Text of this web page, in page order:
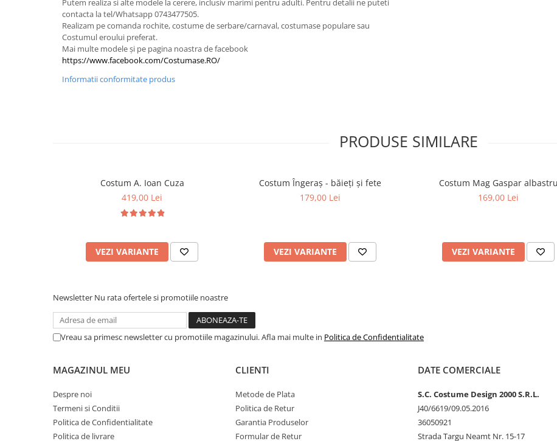
Putem realiza si alte modele la cerere, inclusiv marimi pentru adulti. Pentru detalii ne puteti
contacta la tel/Whatsapp 0743477505.
Realizam pe comanda rochite, costume de serbare/carnaval, costumase populare sau
Costumul eroului preferat.
Mai multe modele și pe pagina noastra de facebook
https://www.facebook.com/Costumase.RO/
Informatii conformitate produs
PRODUSE SIMILARE
Costum A. Ioan Cuza
419,00 Lei
VEZI VARIANTE
Costum Îngeraș - băieți și fete
179,00 Lei
VEZI VARIANTE
Costum Mag Gaspar albastru
169,00 Lei
VEZI VARIANTE
Newsletter Nu rata ofertele si promotiile noastre
Vreau sa primesc newsletter cu promotiile magazinului. Afla mai multe in Politica de Confidentialitate
MAGAZINUL MEU
Despre noi
Termeni si Conditii
Politica de Confidentialitate
Politica de livrare
CLIENTI
Metode de Plata
Politica de Retur
Garantia Produselor
Formular de Retur
DATE COMERCIALE
S.C. Costume Design 2000 S.R.L.
J40/6619/09.05.2016
36050921
Strada Targu Neamt Nr. 15-17